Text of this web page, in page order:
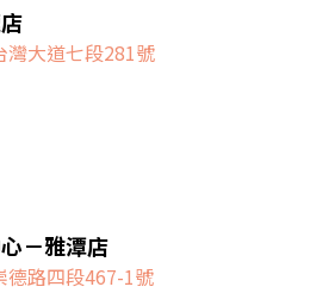
灣大道七段281號
－雅潭店
德路四段467-1號